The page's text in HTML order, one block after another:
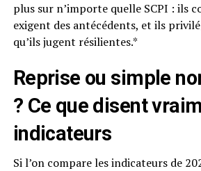
plus sur n’importe quelle SCPI : ils
exigent des antécédents, et ils
qu’ils jugent résilientes.*
Reprise ou simple
? Ce que disent
indicateurs
Si l’on compare les indicateurs de